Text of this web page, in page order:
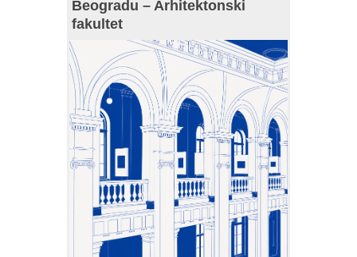
Beogradu – Arhitektonski
fakultet